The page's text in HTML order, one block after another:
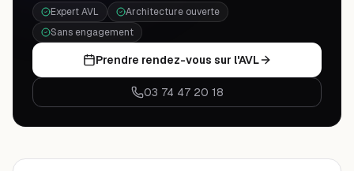
Expert AVL
Architecture ouverte
Sans engagement
Prendre rendez-vous sur l'AVL
03 74 47 20 18